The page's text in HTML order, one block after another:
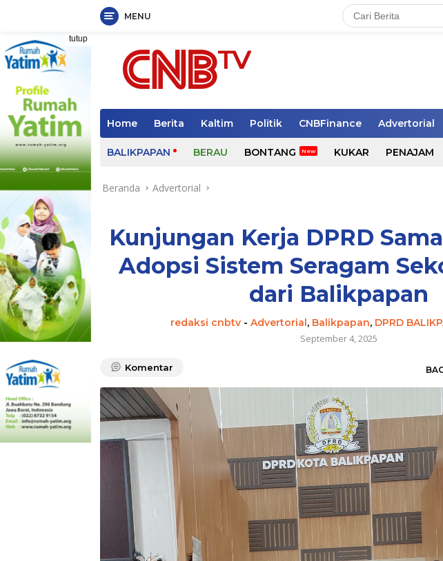
Langsung
ke
konten
MENU
tutup
Home Berita Kaltim Politik CNBFinance Advertorial
BALIKPAPAN BERAU BONTANG KUKAR PENAJAM
Beranda Advertorial
Kunjungan Kerja DPRD
Adopsi Sistem Seragam
dari Balikpapan
redaksi cnbtv -Advertorial, Balikpapan, DPRD
September 4, 2025
Komentar